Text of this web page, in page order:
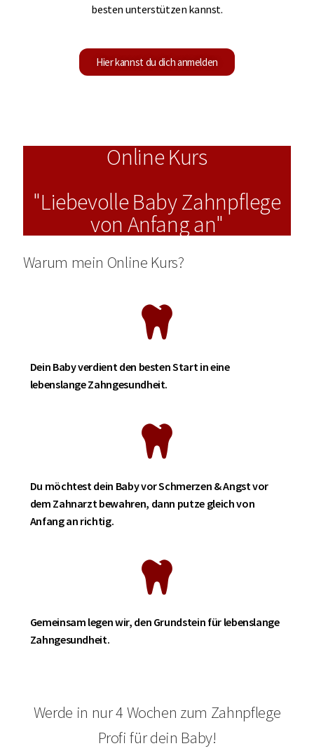
besten unterstützen kannst.
Hier kannst du dich anmelden
Online Kurs
"Liebevolle Baby Zahnpflege
von Anfang an"
Warum mein Online Kurs?
Dein Baby verdient den besten Start in eine
lebenslange Zahngesundheit.
Du möchtest dein Baby vor Schmerzen & Angst vor
dem Zahnarzt bewahren, dann putze gleich von
Anfang an richtig.
Gemeinsam legen wir, den Grundstein für lebenslange
Zahngesundheit.
Werde in nur 4 Wochen zum Zahnpflege
Profi für dein Baby!